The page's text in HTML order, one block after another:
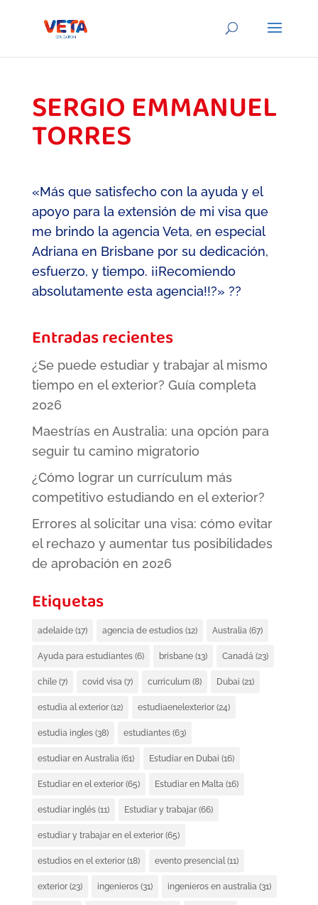
SERGIO EMMANUEL
TORRES
«Más que satisfecho con la ayuda y el
apoyo para la extensión de mi visa que
me brindo la agencia Veta, en especial
Adriana en Brisbane por su dedicación,
esfuerzo, y tiempo. ¡¡Recomiendo
absolutamente esta agencia!!?» ??
Entradas recientes
¿Se puede estudiar y trabajar al mismo
tiempo en el exterior? Guía completa
2026
Maestrías en Australia: una opción para
seguir tu camino migratorio
¿Cómo lograr un currículum más
competitivo estudiando en el exterior?
Errores al solicitar una visa: cómo evitar
el rechazo y aumentar tus posibilidades
de aprobación en 2026
Etiquetas
adelaide(17) agencia de estudios(12) Australia (67)
Ayuda para estudiantes(6) brisbane(13) Canadá (23)
chile(7) covid visa (7) curriculum(8) Dubai (21)
estudia al exterior(12) estudiaenelexterior(24)
estudia ingles(38) estudiantes(63)
estudiar en Australia (61) Estudiar en Dubai (16)
Estudiar en el exterior(65) Estudiar en Malta (16)
estudiar inglés(11) Estudiar y trabajar(66)
estudiar y trabajar en el exterior(65)
estudios en el exterior(18) evento presencial(11)
exterior(23) ingenieros(31) ingenieros en australia (31)